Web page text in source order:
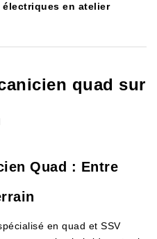
en atelier
quad sur
Quad : Entre
en quad et SSV